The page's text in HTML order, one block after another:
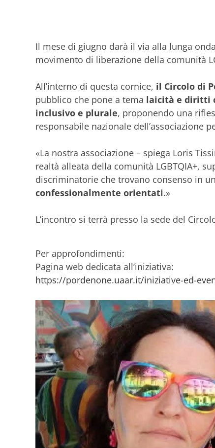
Il mese di giugno darà il via alla lunga
movimento di liberazione della comunità
All’interno di questa cornice, il Circolo di
pubblico che pone a tema laicità e diritti
inclusivo e plurale, proponendo una
responsabile nazionale dell’associazione
«La nostra associazione – spiega Loris
realtà alleata della comunità LGBTQIA+,
discriminatorie che trovano consenso in un
confessionalmente orientati.»
L’incontro si terrà presso la sede del
Per approfondimenti:
Pagina web dedicata all’iniziativa:
https://pordenone.uaar.it/iniziative-ed-